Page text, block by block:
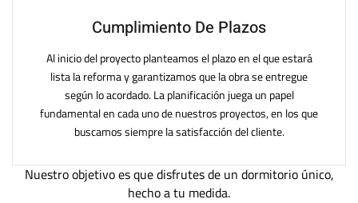
Cumplimiento De Plazos
Al inicio del proyecto planteamos el plazo en el que estará
lista la reforma y garantizamos que la obra se entregue
según lo acordado. La planificación juega un papel
fundamental en cada uno de nuestros proyectos, en los que
buscamos siempre la satisfacción del cliente.
Nuestro objetivo es que disfrutes de un dormitorio único,
hecho a tu medida.